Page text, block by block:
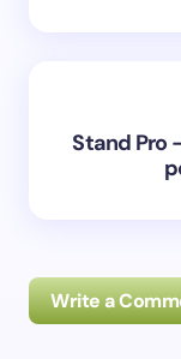
Stand Pro
Write a